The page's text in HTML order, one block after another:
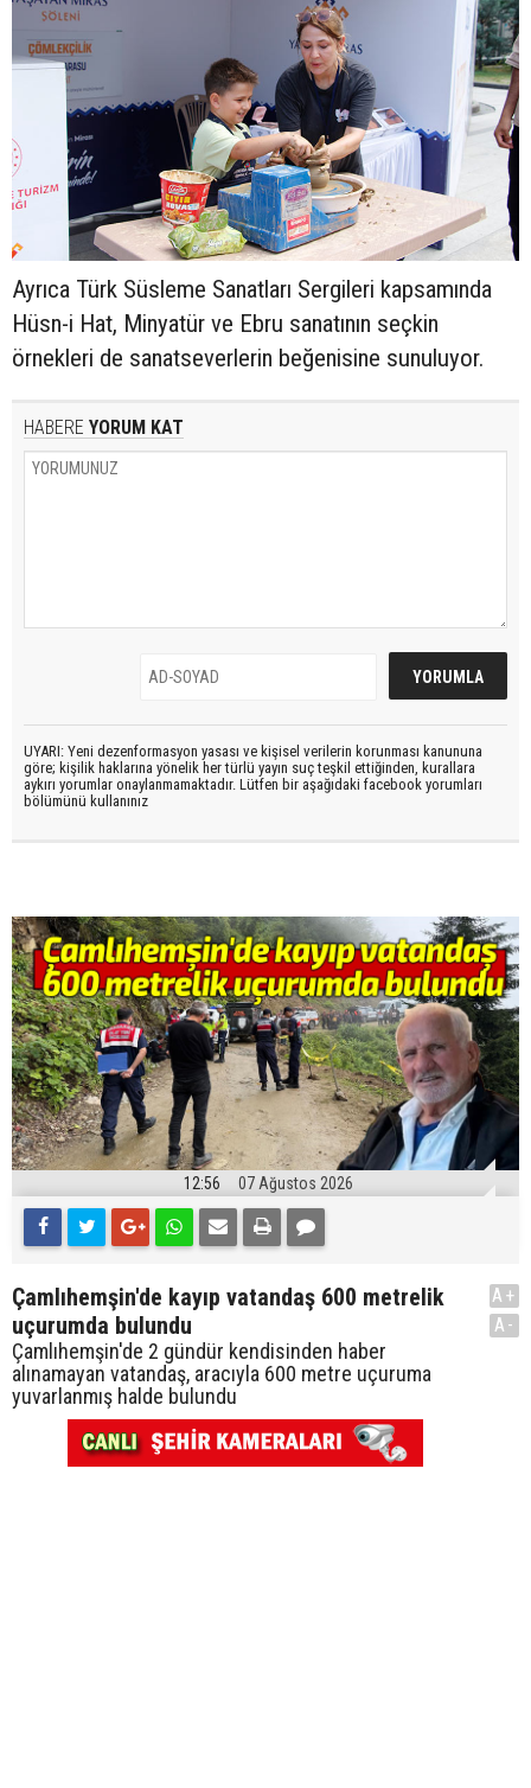
Ayrıca Türk Süsleme Sanatları Sergileri kapsamında
Hüsn-i Hat, Minyatür ve Ebru sanatının seçkin
örnekleri de sanatseverlerin beğenisine sunuluyor.
HABERE YORUM KAT
UYARI: Yeni dezenformasyon yasası ve kişisel verilerin korunması kanununa
göre; kişilik haklarına yönelik her türlü yayın suç teşkil ettiğinden, kurallara
aykırı yorumlar onaylanmamaktadır. Lütfen bir aşağıdaki facebook yorumları
bölümünü kullanınız
12:56 07 Ağustos 2026
Çamlıhemşin'de kayıp vatandaş 600 metrelik
uçurumda bulundu
Çamlıhemşin'de 2 gündür kendisinden haber
alınamayan vatandaş, aracıyla 600 metre uçuruma
yuvarlanmış halde bulundu
A+
A-